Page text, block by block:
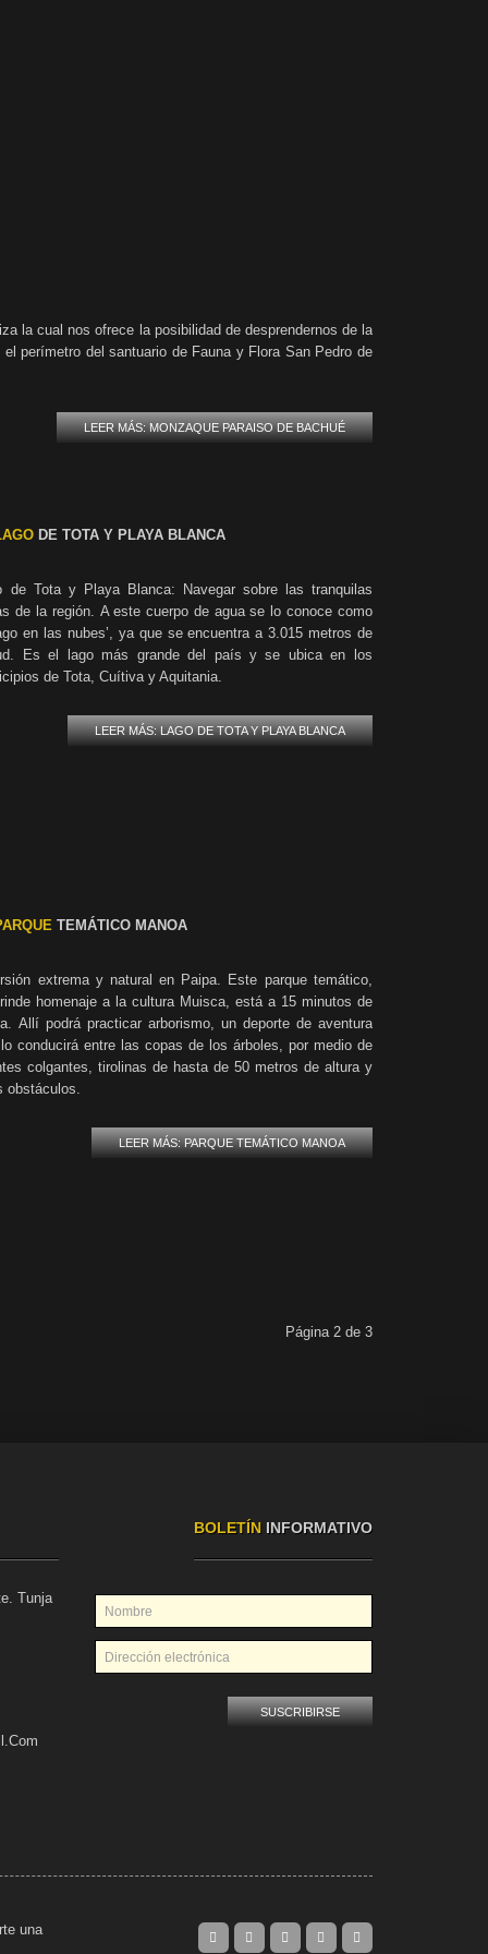
la cual nos ofrece la posibilidad de desprendernos de la
perímetro del santuario de Fauna y Flora San Pedro de
LEER MÁS: MONZAQUE PARAISO DE BACHUÉ
DE TOTA Y PLAYA BLANCA
de Tota y Playa Blanca: Navegar sobre las tranquilas
de la región. A este cuerpo de agua se lo conoce como
en las nubes’, ya que se encuentra a 3.015 metros de
Es el lago más grande del país y se ubica en los
de Tota, Cuítiva y Aquitania.
LEER MÁS: LAGO DE TOTA Y PLAYA BLANCA
TEMÁTICO MANOA
extrema y natural en Paipa. Este parque temático,
homenaje a la cultura Muisca, está a 15 minutos de
Allí podrá practicar arborismo, un deporte de aventura
conducirá entre las copas de los árboles, por medio de
colgantes, tirolinas de hasta de 50 metros de altura y
obstáculos.
LEER MÁS: PARQUE TEMÁTICO MANOA
Página 2 de 3
Tunja
BOLETÍNINFORMATIVO
una